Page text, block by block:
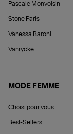
Pascale Monvoisin
Stone Paris
Vanessa Baroni
Vanrycke
MODE FEMME
Choisi pour vous
Best-Sellers